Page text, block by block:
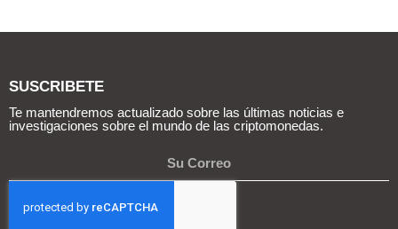
SUSCRIBETE
Te mantendremos actualizado sobre las últimas noticias e
investigaciones sobre el mundo de las criptomonedas.